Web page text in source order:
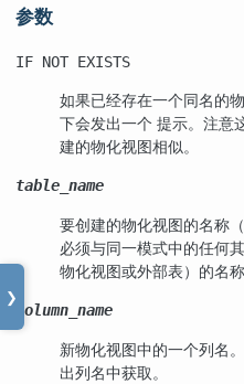
❯
参数
IF NOT EXISTS
如果已经存在一个同名的
下会发出一个 提示。注意
建的物化视图相似。
table_name
要创建的物化视图的名称
必须与同一模式中的任何
物化视图或外部表）的名称
column_name
新物化视图中的一个列名
出列名中获取。